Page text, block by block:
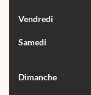
Vendredi
Samedi
Dimanche